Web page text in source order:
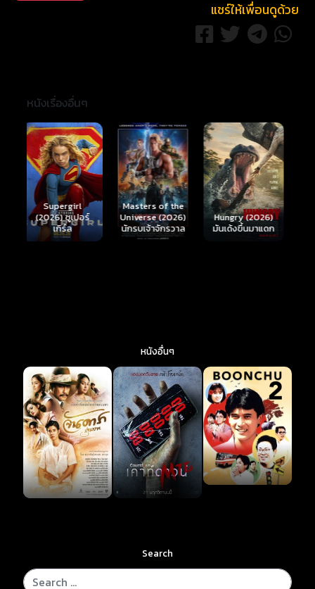
แชร์ให้เพื่อนดูด้วย
หนังเรื่องอื่นๆ
Masters of the
Universe (2026)
นักรบเจ้าจักรวาล
Hungry (2026)
มันเด้งขึ้นมาแดก
Ready or Not 2:
Here I Come
(2026) เกมพร้อม
ตาย 2
หนังอื่นๆ
Search